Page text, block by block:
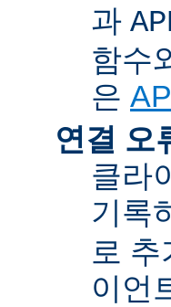
과
함수
은
연결 오
클라
기록
로
이언